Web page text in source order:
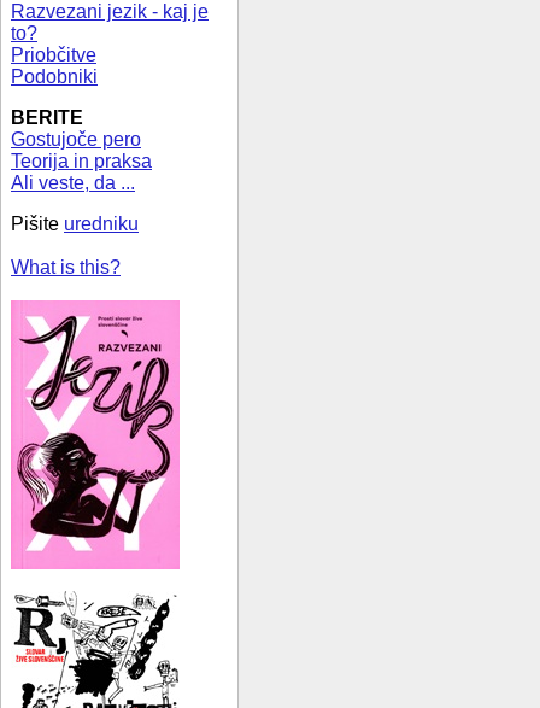
Razvezani jezik - kaj je
to?
Priobčitve
Podobniki
BERITE
Gostujoče pero
Teorija in praksa
Ali veste, da ...
Pišite uredniku
What is this?